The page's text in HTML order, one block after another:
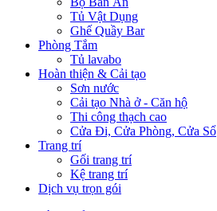
Tủ Vật Dụng
Ghế Quầy Bar
Phòng Tắm
Tủ lavabo
Hoàn thiện & Cải tạo
Sơn nước
Cải tạo Nhà ở - Căn hộ
Thi công thạch cao
Cửa Đi, Cửa Phòng, Cửa Sổ
Trang trí
Gối trang trí
Kệ trang trí
Dịch vụ trọn gói